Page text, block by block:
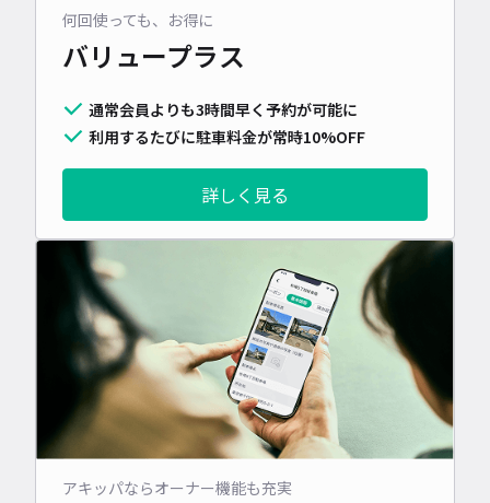
何回使っても、お得に
バリュープラス
通常会員よりも3時間早く予約が可能に
利用するたびに駐車料金が常時10%OFF
詳しく見る
アキッパならオーナー機能も充実